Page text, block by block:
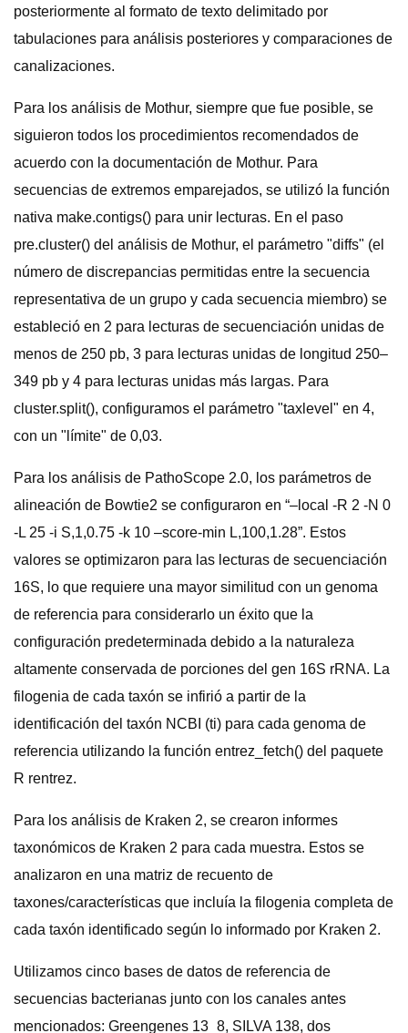
posteriormente al formato de texto delimitado por
tabulaciones para análisis posteriores y comparaciones de
canalizaciones.
Para los análisis de Mothur, siempre que fue posible, se
siguieron todos los procedimientos recomendados de
acuerdo con la documentación de Mothur. Para
secuencias de extremos emparejados, se utilizó la función
nativa make.contigs() para unir lecturas. En el paso
pre.cluster() del análisis de Mothur, el parámetro "diffs" (el
número de discrepancias permitidas entre la secuencia
representativa de un grupo y cada secuencia miembro) se
estableció en 2 para lecturas de secuenciación unidas de
menos de 250 pb, 3 para lecturas unidas de longitud 250–
349 pb y 4 para lecturas unidas más largas. Para
cluster.split(), configuramos el parámetro "taxlevel" en 4,
con un "límite" de 0,03.
Para los análisis de PathoScope 2.0, los parámetros de
alineación de Bowtie2 se configuraron en “–local -R 2 -N 0
-L 25 -i S,1,0.75 -k 10 –score-min L,100,1.28”. Estos
valores se optimizaron para las lecturas de secuenciación
16S, lo que requiere una mayor similitud con un genoma
de referencia para considerarlo un éxito que la
configuración predeterminada debido a la naturaleza
altamente conservada de porciones del gen 16S rRNA. La
filogenia de cada taxón se infirió a partir de la
identificación del taxón NCBI (ti) para cada genoma de
referencia utilizando la función entrez_fetch() del paquete
R rentrez.
Para los análisis de Kraken 2, se crearon informes
taxonómicos de Kraken 2 para cada muestra. Estos se
analizaron en una matriz de recuento de
taxones/características que incluía la filogenia completa de
cada taxón identificado según lo informado por Kraken 2.
Utilizamos cinco bases de datos de referencia de
secuencias bacterianas junto con los canales antes
mencionados: Greengenes 13_8, SILVA 138, dos